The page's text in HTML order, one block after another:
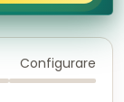
Configurare